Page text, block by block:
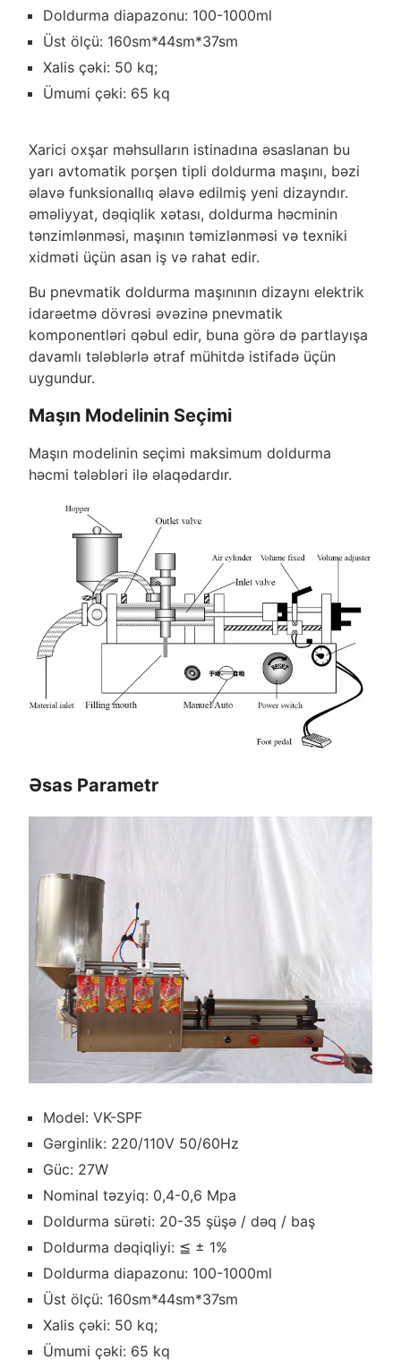
Doldurma diapazonu: 100-1000ml
Üst ölçü: 160sm*44sm*37sm
Xalis çəki: 50 kq;
Ümumi çəki: 65 kq
Xarici oxşar məhsulların istinadına əsaslanan bu
yarı avtomatik porşen tipli doldurma maşını, bəzi
əlavə funksionallıq əlavə edilmiş yeni dizayndır.
əməliyyat, dəqiqlik xətası, doldurma həcminin
tənzimlənməsi, maşının təmizlənməsi və texniki
xidməti üçün asan iş və rahat edir.
Bu pnevmatik doldurma maşınının dizaynı elektrik
idarəetmə dövrəsi əvəzinə pnevmatik
komponentləri qəbul edir, buna görə də partlayışa
davamlı tələblərlə ətraf mühitdə istifadə üçün
uygundur.
Maşın Modelinin Seçimi
Maşın modelinin seçimi maksimum doldurma
həcmi tələbləri ilə əlaqədardır.
Əsas Parametr
Model: VK-SPF
Gərginlik: 220/110V 50/60Hz
Güc: 27W
Nominal təzyiq: 0,4-0,6 Mpa
Doldurma sürəti: 20-35 şüşə / dəq / baş
Doldurma dəqiqliyi: ≦ ± 1%
Doldurma diapazonu: 100-1000ml
Üst ölçü: 160sm*44sm*37sm
Xalis çəki: 50 kq;
Ümumi çəki: 65 kq